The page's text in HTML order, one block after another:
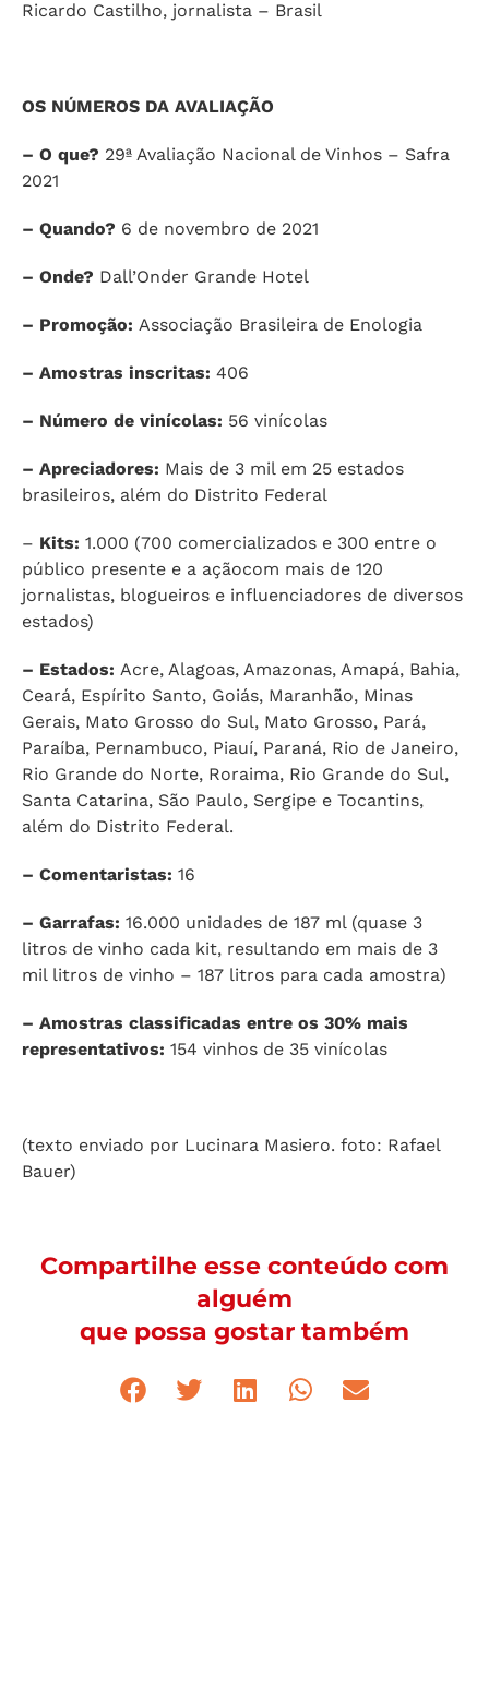
Ricardo Castilho, jornalista – Brasil
OS NÚMEROS DA AVALIAÇÃO
– O que? 29ª Avaliação Nacional de Vinhos – Safra
2021
– Quando? 6 de novembro de 2021
– Onde? Dall’Onder Grande Hotel
– Promoção: Associação Brasileira de Enologia
– Amostras inscritas: 406
– Número de vinícolas: 56 vinícolas
– Apreciadores: Mais de 3 mil em 25 estados
brasileiros, além do Distrito Federal
– Kits: 1.000 (700 comercializados e 300 entre o
público presente e a açãocom mais de 120
jornalistas, blogueiros e influenciadores de diversos
estados)
– Estados: Acre, Alagoas, Amazonas, Amapá, Bahia,
Ceará, Espírito Santo, Goiás, Maranhão, Minas
Gerais, Mato Grosso do Sul, Mato Grosso, Pará,
Paraíba, Pernambuco, Piauí, Paraná, Rio de Janeiro,
Rio Grande do Norte, Roraima, Rio Grande do Sul,
Santa Catarina, São Paulo, Sergipe e Tocantins,
além do Distrito Federal.
– Comentaristas: 16
– Garrafas: 16.000 unidades de 187 ml (quase 3
litros de vinho cada kit, resultando em mais de 3
mil litros de vinho – 187 litros para cada amostra)
– Amostras classificadas entre os 30% mais
representativos: 154 vinhos de 35 vinícolas
(texto enviado por Lucinara Masiero. foto: Rafael
Bauer)
Compartilhe esse conteúdo com
alguém
que possa gostar também